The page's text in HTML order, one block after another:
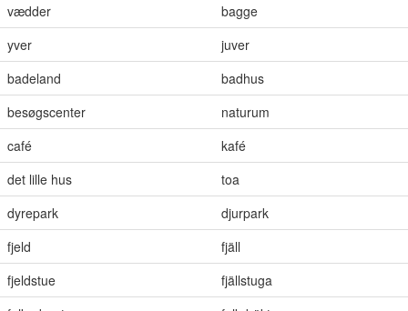
vædder
bagge
yver
juver
badeland
badhus
besøgscenter
naturum
café
kafé
det lille hus
toa
dyrepark
djurpark
fjeld
fjäll
fjeldstue
fjällstuga